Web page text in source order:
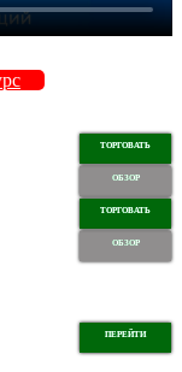
ТОРГОВАТЬ
ОБЗОР
ТОРГОВАТЬ
ОБЗОР
ПЕРЕЙТИ